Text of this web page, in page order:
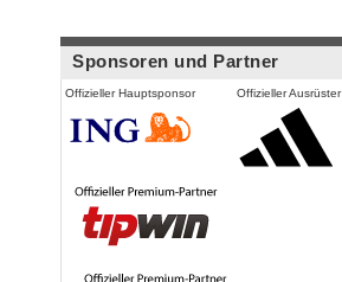
Sponsoren und Partner
Offizieller Hauptsponsor Offizieller Ausrüster